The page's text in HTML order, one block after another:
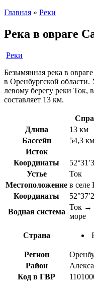
Главная » Реки
Река в овраге
Реки
Безымянная река в
в Оренбургской области.
левому берегу реки Ток,
составляет 13 км.
Длина
13 км
Бассейн
54,3
Исток
Координаты
Устье
Ток
Местоположение в селе
Координаты
Водная система
Ток →
море
Страна
Регион
Район
Код в ГВР